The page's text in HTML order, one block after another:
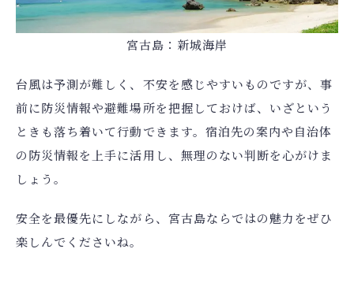
宮古島：新城海岸
台風は予測が難しく、不安を感じやすいものですが、事
前に防災情報や避難場所を把握しておけば、いざという
ときも落ち着いて行動できます。宿泊先の案内や自治体
の防災情報を上手に活用し、無理のない判断を心がけま
しょう。
安全を最優先にしながら、宮古島ならではの魅力をぜひ
楽しんでくださいね。